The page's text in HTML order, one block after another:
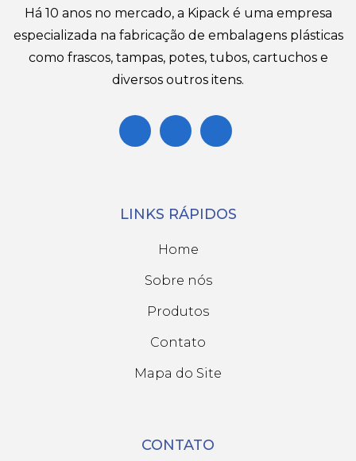
Há 10 anos no mercado, a Kipack é uma empresa
especializada na fabricação de embalagens plásticas
como frascos, tampas, potes, tubos, cartuchos e
diversos outros itens.
LINKS RÁPIDOS
Home
Sobre nós
Produtos
Contato
Mapa do Site
CONTATO